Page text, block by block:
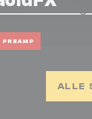
PREAMP
ALLE